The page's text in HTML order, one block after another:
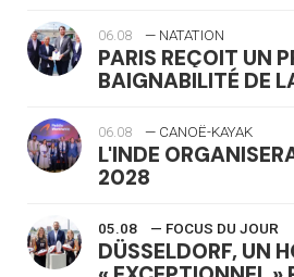
06.08 — NATATION
PARIS REÇOIT UN
BAIGNABILITÉ DE
06.08 — CANOË-KAYAK
L'INDE
2028
05.08 — FOCUS DU JOUR
DÜSSELDORF, UN